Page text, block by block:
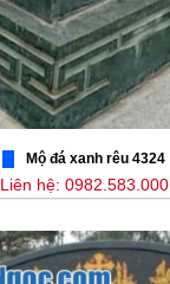
Mộ đá xanh rêu 4324
Liên hệ: 0982.583.000